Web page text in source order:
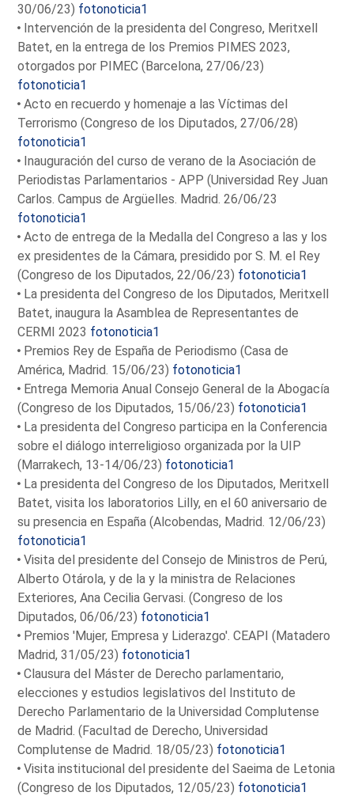
30/06/23) fotonoticia1
Intervención de la presidenta del Congreso, Meritxell
Batet, en la entrega de los Premios PIMES 2023,
otorgados por PIMEC (Barcelona, 27/06/23)
fotonoticia1
Acto en recuerdo y homenaje a las Víctimas del
Terrorismo (Congreso de los Diputados, 27/06/28)
fotonoticia1
Inauguración del curso de verano de la Asociación de
Periodistas Parlamentarios - APP (Universidad Rey Juan
Carlos. Campus de Argüelles. Madrid. 26/06/23
fotonoticia1
Acto de entrega de la Medalla del Congreso a las y los
ex presidentes de la Cámara, presidido por S. M. el Rey
(Congreso de los Diputados, 22/06/23) fotonoticia1
La presidenta del Congreso de los Diputados, Meritxell
Batet, inaugura la Asamblea de Representantes de
CERMI 2023 fotonoticia1
Premios Rey de España de Periodismo (Casa de
América, Madrid. 15/06/23) fotonoticia1
Entrega Memoria Anual Consejo General de la Abogacía
(Congreso de los Diputados, 15/06/23) fotonoticia1
La presidenta del Congreso participa en la Conferencia
sobre el diálogo interreligioso organizada por la UIP
(Marrakech, 13-14/06/23) fotonoticia1
La presidenta del Congreso de los Diputados, Meritxell
Batet, visita los laboratorios Lilly, en el 60 aniversario de
su presencia en España (Alcobendas, Madrid. 12/06/23)
fotonoticia1
Visita del presidente del Consejo de Ministros de Perú,
Alberto Otárola, y de la y la ministra de Relaciones
Exteriores, Ana Cecilia Gervasi. (Congreso de los
Diputados, 06/06/23) fotonoticia1
Premios 'Mujer, Empresa y Liderazgo'. CEAPI (Matadero
Madrid, 31/05/23) fotonoticia1
Clausura del Máster de Derecho parlamentario,
elecciones y estudios legislativos del Instituto de
Derecho Parlamentario de la Universidad Complutense
de Madrid. (Facultad de Derecho, Universidad
Complutense de Madrid. 18/05/23) fotonoticia1
Visita institucional del presidente del Saeima de Letonia
(Congreso de los Diputados, 12/05/23) fotonoticia1